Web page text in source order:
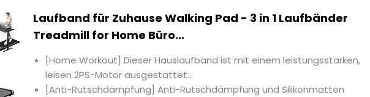
Laufband für Zuhause Walking Pad - 3 in 1 Laufbänder
Treadmill for Home Büro...
[Home Workout] Dieser Hauslaufband ist mit einem leistungsstarken,
leisen 2PS-Motor ausgestattet...
[Anti-Rutschdämpfung] Anti-Rutschdämpfung und Silikonmatten